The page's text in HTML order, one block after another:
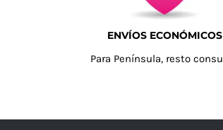
ENVÍOS ECONÓMICOS
Para Península, resto